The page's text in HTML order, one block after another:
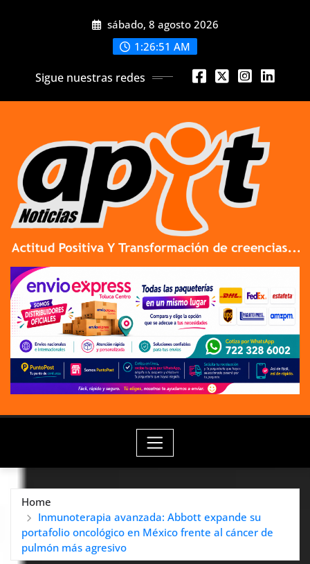
sábado, 8 agosto 2026
1:26:51 AM
Sigue nuestras redes
Home
Inmunoterapia avanzada: Abbott expande su
portafolio oncológico en México frente al cáncer de
pulmón más agresivo